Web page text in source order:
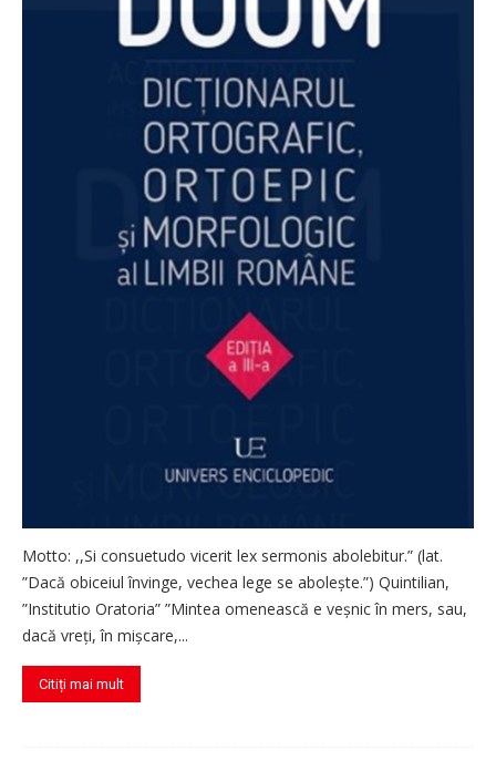
Motto: ,,Si consuetudo vicerit lex sermonis abolebitur.” (lat.
”Dacă obiceiul învinge, vechea lege se abolește.”) Quintilian,
”Institutio Oratoria” ”Mintea omenească e veșnic în mers, sau,
dacă vreți, în mișcare,...
Citiți mai mult